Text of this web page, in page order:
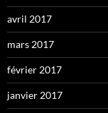
avril 2017
mars 2017
février 2017
janvier 2017